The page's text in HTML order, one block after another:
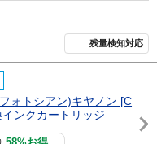
残量検知対応
ォトシアン)キヤノン [C
ンクカートリッジ